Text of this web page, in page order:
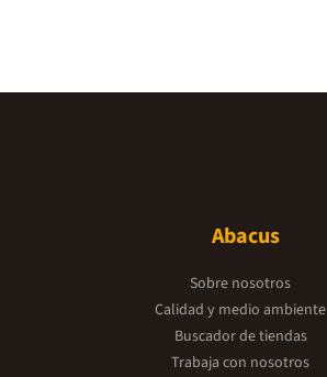
Abacus
Sobre nosotros
Calidad y medio ambiente
Buscador de tiendas
Trabaja con nosotros